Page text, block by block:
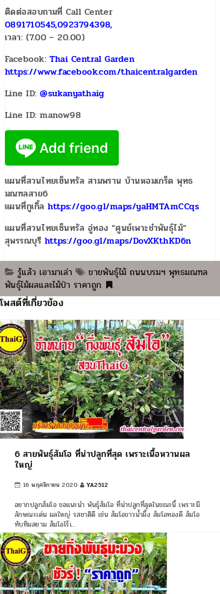
ติดต่อสอบถามที่ Call Center
0891710545,0923794398,
เวลา: (7.00 – 20.00)
Facebook: Thai Central Garden
https://www.facebook.com/thaicentralgarden
Line ID:@sukanyathaig
Line ID: manow98
แผนที่สวนไทยเซ็นทรัล สามพราน บ้านหอมเกร็ด พุทธ
มณฑลสาย6
แผนที่กูเกิ้ลhttps://goo.gl/maps/yaHMTAmCCqs
แผนที่สวนไทยเซ็นทรัล อู่ทอง “ศูนย์เพาะชำพันธุ์ไม้”
สุพรรณบุรี https://goo.gl/maps/DovXKthKD6n
รู้แล้ว เอามาเล่า
ขายพันธุ์ไม้ ถนนบรมฯ พุทธมณฑล
พันธุ์ไม้ผลและไม้ป่า ราคาถูก. .
โพสต์ที่เกี่ยวข้อง
6 สายพันธุ์ส้มโอ ที่น่าปลูกที่สุด เพราะเนื้อหวานผล
ใหญ่
16 พฤศจิกายน 2020 YA2512
อยากปลูกส้มโอ ขอแนะนำ พันธุ์ส้มโอ ที่น่าปลูกที่สุดในขณะนี้ เพราะมี
ลักษณะเด่น ผลใหญ่ รสชาติดี เช่น ส้มโอขาวน้ำผึ้ง ส้มโอทองดี ส้มโอ
ทับทิมสยาม ส้มโอไร้เ…